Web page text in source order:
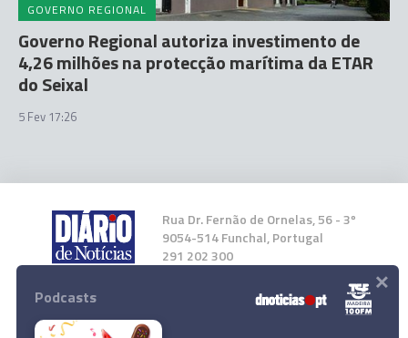
GOVERNO REGIONAL
Governo Regional autoriza investimento de
4,26 milhões na protecção marítima da ETAR
do Seixal
5 Fev 17:26
Rua Dr. Fernão de Ornelas, 56 - 3º
9054-514 Funchal, Portugal
291 202 300
Instale a nossa App
Podcasts ×